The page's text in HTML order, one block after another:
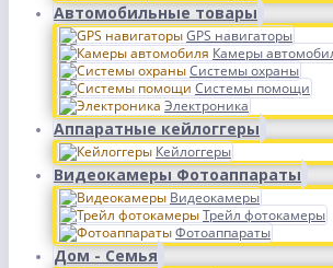
Автомобильные товары
GPS навигаторы
Камеры
Системы охраны
Системы помощи
Электроника
Аппаратные кейлоггеры
Кейлоггеры
Видеокамеры Фотоаппараты
Видеокамеры
Трейл фотокамеры
Фотоаппараты
Дом - Семья